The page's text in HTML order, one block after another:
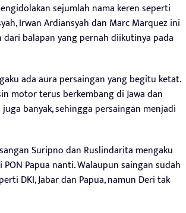
sejumlah nama keren seperti
Irwan Ardiansyah dan Marc Marquez ini
dari balapan yang pernah diikutinya pada
ada aura persaingan yang begitu ketat.
motor terus berkembang di Jawa dan
banyak, sehingga persaingan menjadi
Suripno dan Ruslindarita mengaku
Papua nanti. Walaupun saingan sudah
DKI, Jabar dan Papua, namun Deri tak